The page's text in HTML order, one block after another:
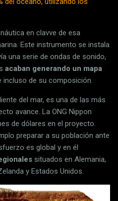
en clavve de esa
Este instrumento se instala
una serie de ondas de sonido,
acaban generando un mapa
incluso de su composición.
del mar, es una de las más
avance. La ONG Nippon
de dólares en el proyecto.
preparar a su población ante
es global y en él
situados en Alemania,
y Estados Unidos.